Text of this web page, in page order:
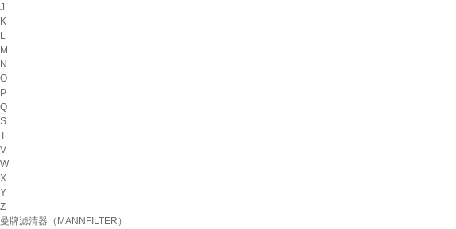
J
K
L
M
N
O
P
Q
S
T
V
W
X
Y
Z
曼牌滤清器（MANNFILTER）